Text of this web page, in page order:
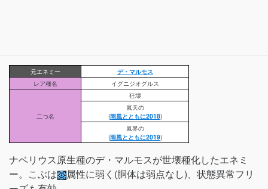
元エネミー
デ・マルモス
レア種名
イグニジオグルス
二つ名
狂壊
嵐天の
(雨風とともに2018)
嵐界の
(雨風とともに2019)
ナベリウス原生種のデ・マルモスが世壊種化したエネミ
ー。こぶは
属性に弱く(胴体は弱点なし)、状態異常フリ